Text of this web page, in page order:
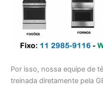
Por isso, nossa equipe de
treinada diretamente pela